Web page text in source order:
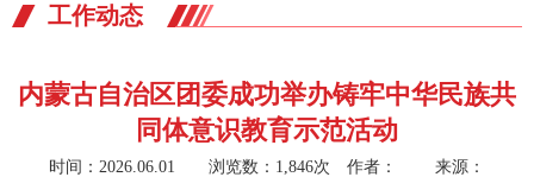
工作动态
内蒙古自治区团委成功举办铸牢中华民族共
同体意识教育示范活动
时间：2026.06.01 浏览数：1,846次 作者： 来源：